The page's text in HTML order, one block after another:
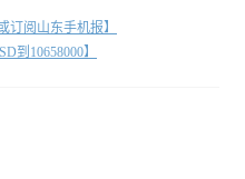
订阅山东手机报】
到10658000】